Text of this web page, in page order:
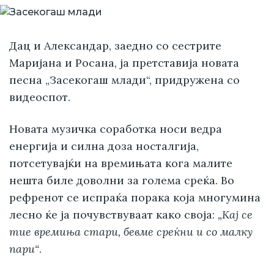
Дац и Александар, заедно со сестрите
Маријана и Росана, ја претставија новата
песна „Засекогаш млади“, придружена со
видеоспот.
Новата музичка соработка носи ведра
енергија и силна доза носталгија,
потсетувајќи на времињата кога малите
нешта биле доволни за голема среќа. Во
рефренот се испраќа порака која многумина
лесно ќе ја почувствуваат како своја: „Кај се
тие времиња стари, бевме среќни и со малку
пари“.